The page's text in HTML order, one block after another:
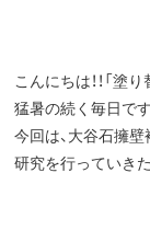
こんにちは！！「塗
猛暑の続く毎日で
今回は、大谷石擁
研究を行っていき